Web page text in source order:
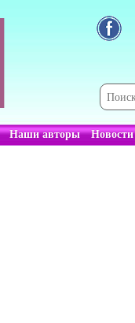
Наши авторы Новости